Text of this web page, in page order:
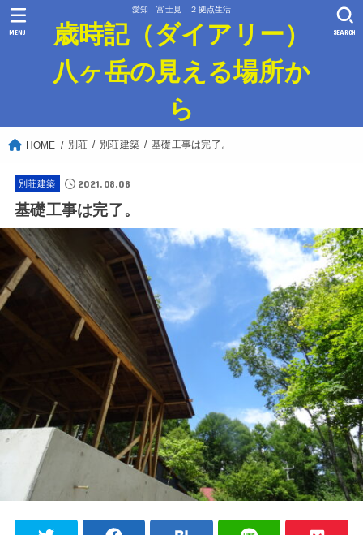
愛知 富士見 ２拠点生活
歳時記（ダイアリー）
八ヶ岳の見える場所か
ら
SEARCH
MENU
HOME 別荘 別荘建築 基礎工事は完了。
別荘建築 2021.08.08
基礎工事は完了。